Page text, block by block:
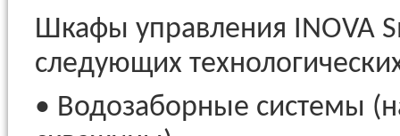
Шкафы управления INOVA
следующих
• Водозаборные системы